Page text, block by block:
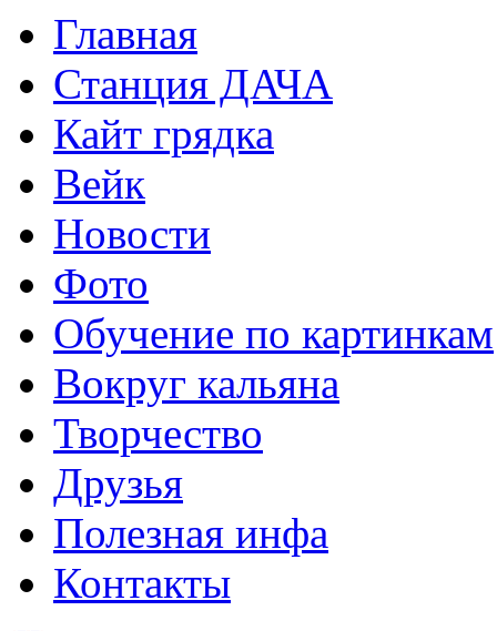
Главная
Станция ДАЧА
Кайт грядка
Вейк
Новости
Фото
Обучение по картинкам
Вокруг кальяна
Творчество
Друзья
Полезная инфа
Контакты